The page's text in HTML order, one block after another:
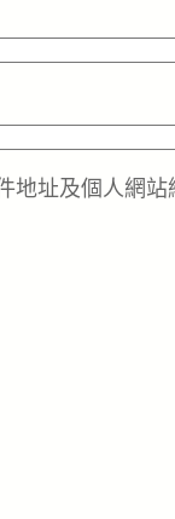
地址及個人網